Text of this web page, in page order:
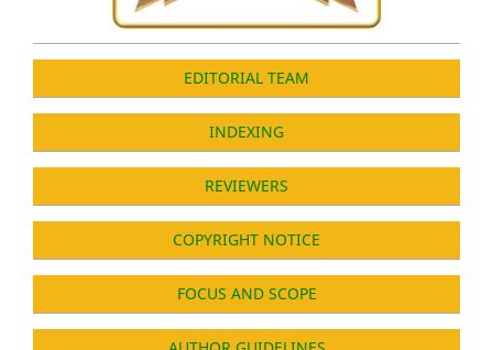
EDITORIAL TEAM
INDEXING
REVIEWERS
COPYRIGHT NOTICE
FOCUS AND SCOPE